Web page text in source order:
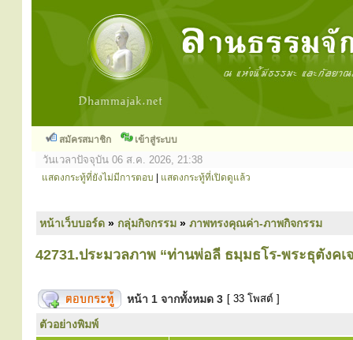
สมัครสมาชิก เข้าสู่ระบบ
วันเวลาปัจจุบัน 06 ส.ค. 2026, 21:38
แสดงกระทู้ที่ยังไม่มีการตอบ แสดงกระทู้ที่เปิดดูแล้ว
หน้าเว็บบอร์ด » กลุ่มกิจกรรม » ภาพทรงคุณค่า-ภาพกิจกรรม
42731.ประมวลภาพ “ท่านพ่อลี ธมฺมธโร-พระธุตังคเ
หน้า 1 จากทั้งหมด 3 [ 33 โพสต์ ]
ตัวอย่างพิมพ์